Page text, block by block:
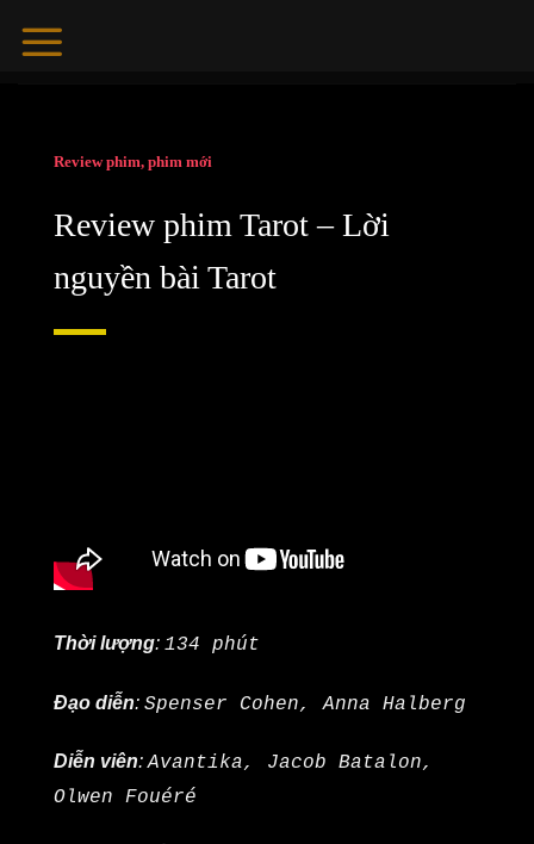
Review phim, phim mới
Review phim Tarot – Lời
nguyền bài Tarot
Thời lượng: 134 phút
Đạo diễn: Spenser Cohen, Anna Halberg
Diễn viên: Avantika, Jacob Batalon,
Olwen Fouéré